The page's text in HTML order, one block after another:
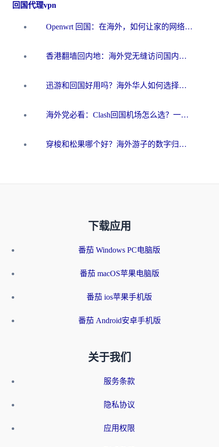
回国代理vpn
Openwrt 回国：在海外，如何让家的网络触手可及
香港翻墙回内地：海外党无缝访问国内资源的加速器选择全攻略
迅游和回国好用吗？海外华人如何选择靠谱的回国加速器
海外党必看：Clash回国机场怎么选？一篇搞定无缝访问国内资源的全攻略
穿梭和松果哪个好？海外游子的数字归乡路，到底该怎么选
下载应用
番茄 Windows PC电脑版
番茄 macOS苹果电脑版
番茄 ios苹果手机版
番茄 Android安卓手机版
关于我们
服务条款
隐私协议
应用权限